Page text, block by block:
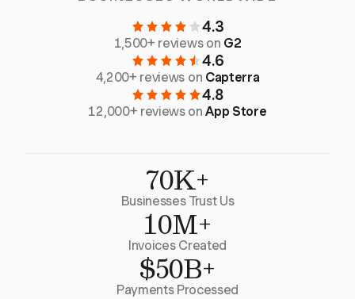
4.3
1,500+ reviews on G2
4.6
4,200+ reviews on Capterra
4.8
12,000+ reviews onApp Store
70K+
Businesses Trust Us
10M+
Invoices Created
$50B+
Payments Processed